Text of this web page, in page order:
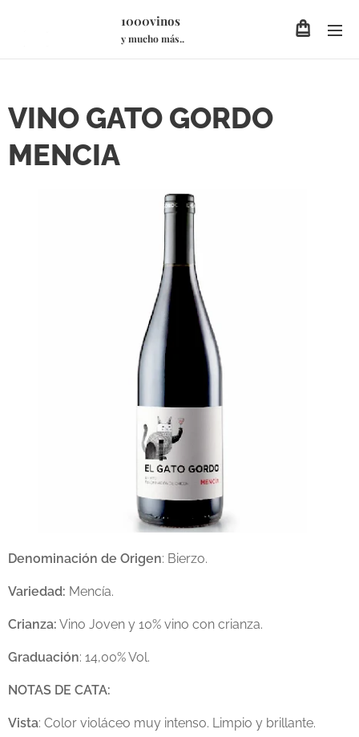
1000vinos
y mucho más..
VINO GATO GORDO
MENCIA
Denominación de Origen: Bierzo.
Variedad: Mencía.
Crianza: Vino Joven y 10% vino con crianza.
Graduación: 14,00% Vol.
NOTAS DE CATA:
Vista: Color violáceo muy intenso. Limpio y brillante.